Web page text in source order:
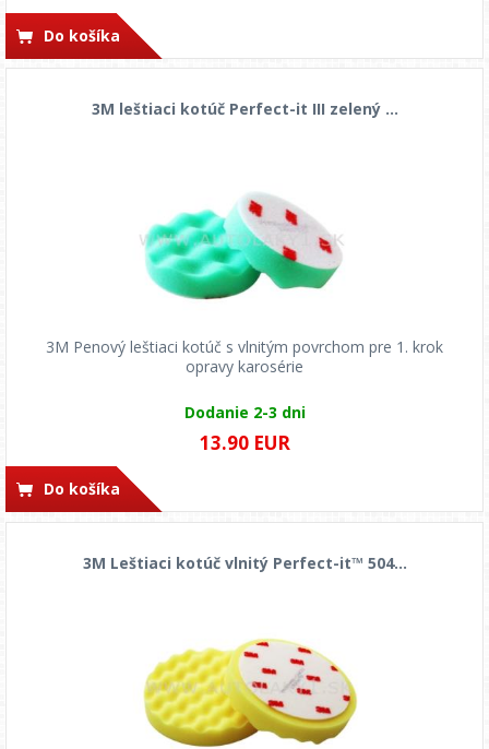
Do košíka
3M leštiaci kotúč Perfect-it III zelený ...
3M Penový leštiaci kotúč s vlnitým povrchom pre 1. krok
opravy karosérie
Dodanie 2-3 dni
13.90 EUR
Do košíka
3M Leštiaci kotúč vlnitý Perfect-it™ 504...